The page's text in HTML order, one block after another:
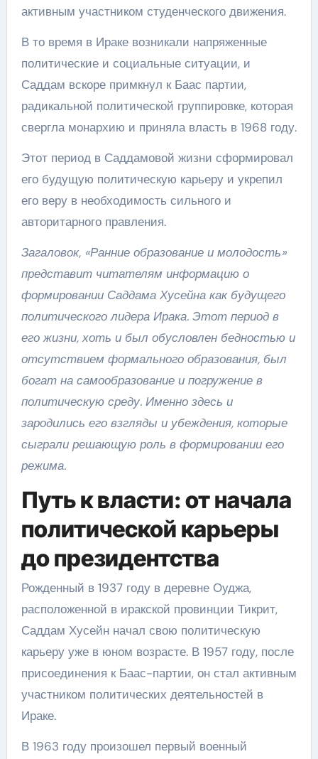
активным участником студенческого движения.
В то время в Ираке возникали напряженные
политические и социальные ситуации, и
Саддам вскоре примкнул к Баас партии,
радикальной политической группировке, которая
свергла монархию и приняла власть в 1968 году.
Этот период в Саддамовой жизни сформировал
его будущую политическую карьеру и укрепил
его веру в необходимость сильного и
авторитарного правления.
Загаловок, «Ранние образование и молодость»
представит читателям информацию о
формировании Саддама Хусейна как будущего
политического лидера Ирака. Этот период в
его жизни, хоть и был обусловлен бедностью и
отсутствием формального образования, был
богат на самообразование и погружение в
политическую среду. Именно здесь и
зародились его взгляды и убеждения, которые
сыграли решающую роль в формировании его
режима.
Путь к власти: от начала
политической карьеры
до президентства
Рожденный в 1937 году в деревне Оуджа,
расположенной в иракской провинции Тикрит,
Саддам Хусейн начал свою политическую
карьеру уже в юном возрасте. В 1957 году, после
присоединения к Баас-партии, он стал активным
участником политических деятельностей в
Ираке.
В 1963 году произошел первый военный